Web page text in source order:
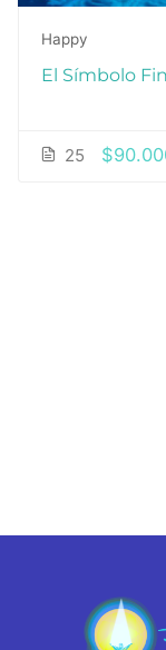
Happy
El Símbolo
25